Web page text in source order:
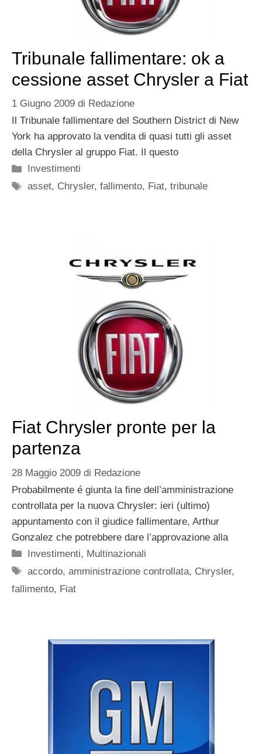
Tribunale fallimentare: ok a
cessione asset Chrysler a Fiat
1 Giugno 2009 di Redazione
Il Tribunale fallimentare del Southern District di New
York ha approvato la vendita di quasi tutti gli asset
della Chrysler al gruppo Fiat. Il questo
Categorie
Investimenti
Tag
asset, Chrysler,fallimento, Fiat,tribunale
Fiat Chrysler pronte per la
partenza
28 Maggio 2009 di Redazione
Probabilmente é giunta la fine dell’amministrazione
controllata per la nuova Chrysler: ieri (ultimo)
appuntamento con il giudice fallimentare, Arthur
Gonzalez che potrebbere dare l’approvazione alla
Categorie
Investimenti, Multinazionali
Tag
accordo,amministrazione controllata, Chrysler,
fallimento, Fiat